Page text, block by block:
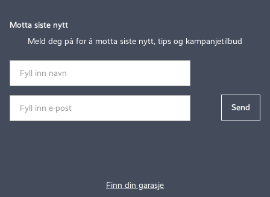
Finn din garasje
Motta siste nytt
Meld deg på for å motta siste nytt, tips og kampanjetilbud